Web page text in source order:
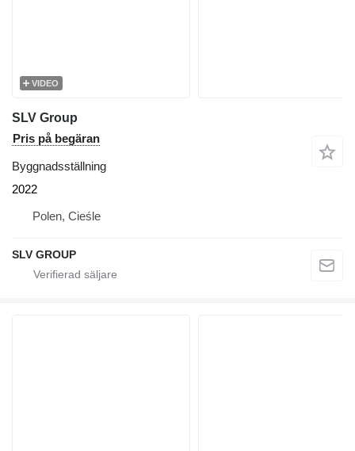
VIDEO
SLV Group
Pris på begäran
Byggnadsställning
2022
Polen, Cieśle
SLV GROUP